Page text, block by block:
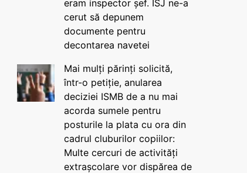
eram inspector șef. ISJ ne-a
cerut să depunem
documente pentru
decontarea navetei
Mai mulți părinți solicită,
într-o petiție, anularea
deciziei ISMB de a nu mai
acorda sumele pentru
posturile la plata cu ora din
cadrul cluburilor copiilor:
Multe cercuri de activități
extrașcolare vor dispărea de